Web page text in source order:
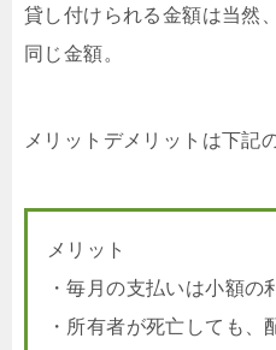
貸し付けられる金額は当然
同じ金額。
メリットデメリットは下記
メリット
・毎月の支払いは小額の
・所有者が死亡しても